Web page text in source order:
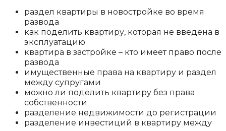
раздел квартиры в новостройке во время
развода
как поделить квартиру, которая не введена в
эксплуатацию
квартира в застройке – кто имеет право после
развода
имущественные права на квартиру и раздел
между супругами
можно ли поделить квартиру без права
собственности
разделение недвижимости до регистрации
разделение инвестиций в квартиру между